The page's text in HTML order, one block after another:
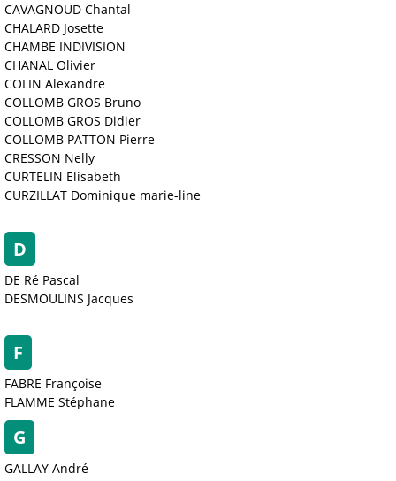
CAVAGNOUD Chantal
CHALARD Josette
CHAMBE INDIVISION
CHANAL Olivier
COLIN Alexandre
COLLOMB GROS Bruno
COLLOMB GROS Didier
COLLOMB PATTON Pierre
CRESSON Nelly
CURTELIN Elisabeth
CURZILLAT Dominique marie-line
D
DE Ré Pascal
DESMOULINS Jacques
F
FABRE Françoise
FLAMME Stéphane
G
GALLAY André